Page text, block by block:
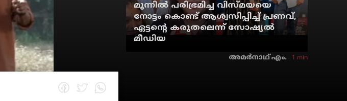
മുന്നില്‍ പരിഭ്രമിച്ച വിസ്മയയെ
നോട്ടം കൊണ്ട് ആശ്വസിപ്പിച്ച് പ്രണവ്,
ഏട്ടന്റെ കരുതലെന്ന് സോഷ്യല്‍
മീഡിയ
അമര്‍നാഥ് എം. 1 min